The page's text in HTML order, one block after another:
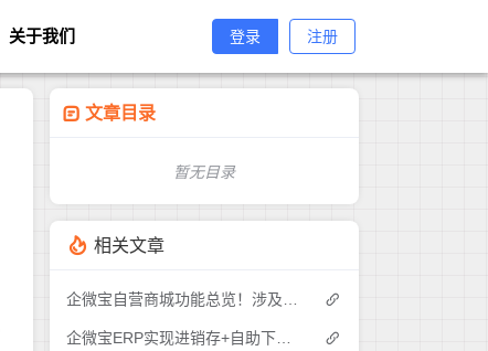
关于我们 登录 注册
文章目录
暂无目录
相关文章